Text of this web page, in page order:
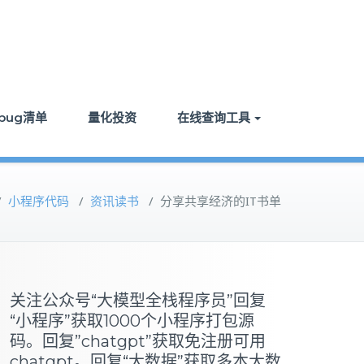
清单 量化投资 在线查询工具
小程序代码 / 资讯读书 / 分享共享经济的IT书单
关注公众号“大模型全栈程序员”回复
“小程序”获取1000个小程序打包源
码。回复”chatgpt”获取免注册可用